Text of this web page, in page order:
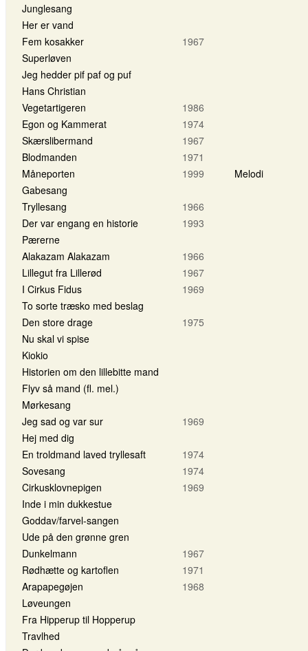
Junglesang
Her er vand
Fem kosakker
1967
Superløven
Jeg hedder pif paf og puf
Hans Christian
Vegetartigeren
1986
Egon og Kammerat
1974
Skærslibermand
1967
Blodmanden
1971
Måneporten
1999
Melodi
Gabesang
Tryllesang
1966
Der var engang en historie
1993
Pærerne
Alakazam Alakazam
1966
Lillegut fra Lillerød
1967
I Cirkus Fidus
1969
To sorte træsko med beslag
Den store drage
1975
Nu skal vi spise
Kiokio
Historien om den lillebitte mand
Flyv så mand (fl. mel.)
Mørkesang
Jeg sad og var sur
1969
Hej med dig
En troldmand laved tryllesaft
1974
Sovesang
1974
Cirkusklovnepigen
1969
Inde i min dukkestue
Goddav/farvel-sangen
Ude på den grønne gren
Dunkelmann
1967
Rødhætte og kartoflen
1971
Arapapegøjen
1968
Løveungen
Fra Hipperup til Hopperup
Travlhed